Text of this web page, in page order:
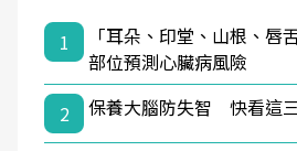
1
「耳朵、印堂、山根、唇
部位預測心臟病風險
2
保養大腦防失智 快看這